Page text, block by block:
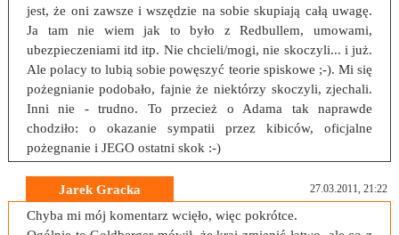
jest, że oni zawsze i wszędzie na sobie skupiają całą uwagę.
Ja tam nie wiem jak to było z Redbullem, umowami,
ubezpieczeniami itd itp. Nie chcieli/mogi, nie skoczyli... i już.
Ale polacy to lubią sobie powęszyć teorie spiskowe ;-). Mi się
pożegnianie podobało, fajnie że niektórzy skoczyli, zjechali.
Inni nie - trudno. To przecież o Adama tak naprawde
chodziło: o okazanie sympatii przez kibiców, oficjalne
pożegnanie i JEGO ostatni skok :-)
Jarek Gracka 27.03.2011, 21:22
Chyba mi mój komentarz wcięło, więc pokrótce.